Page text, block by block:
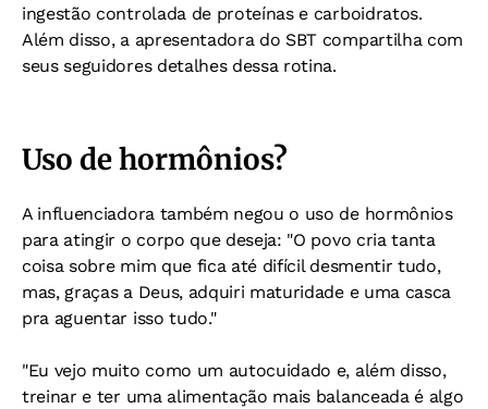
ingestão controlada de proteínas e carboidratos.
Além disso, a apresentadora do SBT compartilha com
seus seguidores detalhes dessa rotina.
Uso de hormônios?
A influenciadora também negou o uso de hormônios
para atingir o corpo que deseja: "O povo cria tanta
coisa sobre mim que fica até difícil desmentir tudo,
mas, graças a Deus, adquiri maturidade e uma casca
pra aguentar isso tudo."
"Eu vejo muito como um autocuidado e, além disso,
treinar e ter uma alimentação mais balanceada é algo